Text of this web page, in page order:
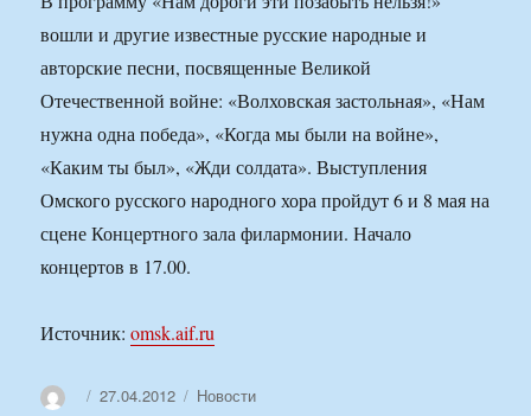
вошли и другие известные русские народные и
авторские песни, посвященные Великой
Отечественной войне: «Волховская застольная», «Нам
нужна одна победа», «Когда мы были на войне»,
«Каким ты был», «Жди солдата». Выступления
Омского русского народного хора пройдут 6 и 8 мая на
сцене Концертного зала филармонии. Начало
концертов в 17.00.
Источник:omsk.aif.ru
АвторОпубликовано
27.04.2012 Рубрики
Новости